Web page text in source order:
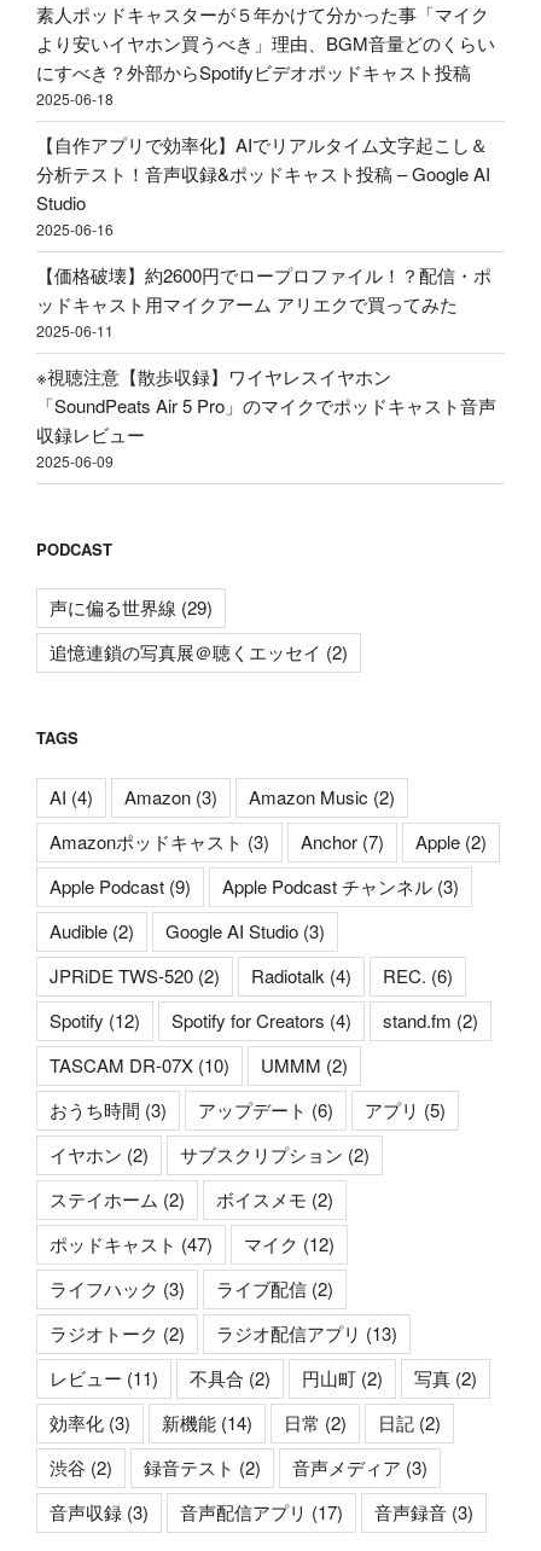
ャ
ス
ト
投
稿"
の
ア
リ
エ
ク
で
買
っ
て
み
た"
の
素人ポッドキャスターが５年かけて分かった事「マイク
より安いイヤホン買うべき」理由、BGM音量どのくらい
にすべき？外部からSpotifyビデオポッドキャスト投稿
2025-06-18
【自作アプリで効率化】AIでリアルタイム文字起こし＆
分析テスト！音声収録&ポッドキャスト投稿 – Google AI
Studio
2025-06-16
【価格破壊】約2600円でロープロファイル！？配信・ポ
ッドキャスト用マイクアーム アリエクで買ってみた
2025-06-11
※視聴注意【散歩収録】ワイヤレスイヤホン
「SoundPeats Air 5 Pro」のマイクでポッドキャスト音声
収録レビュー
2025-06-09
PODCAST
声に偏る世界線 (29)
追憶連鎖の写真展＠聴くエッセイ (2)
TAGS
AI (4) Amazon (3) Amazon Music (2)
Amazonポッドキャスト (3) Anchor (7) Apple (2)
Apple Podcast (9) Apple Podcast チャンネル (3)
Audible (2) Google AI Studio (3)
JPRiDE TWS-520 (2) Radiotalk (4) REC. (6)
Spotify (12) Spotify for Creators (4) stand.fm (2)
TASCAM DR-07X (10) UMMM (2)
おうち時間 (3) アップデート (6) アプリ (5)
イヤホン (2) サブスクリプション (2)
ステイホーム (2) ボイスメモ (2)
ポッドキャスト (47) マイク (12)
ライフハック (3) ライブ配信 (2)
ラジオトーク (2) ラジオ配信アプリ (13)
レビュー (11) 不具合 (2) 円山町 (2) 写真 (2)
効率化 (3) 新機能 (14) 日常 (2) 日記 (2)
渋谷 (2) 録音テスト (2) 音声メディア (3)
音声収録 (3) 音声配信アプリ (17) 音声録音 (3)